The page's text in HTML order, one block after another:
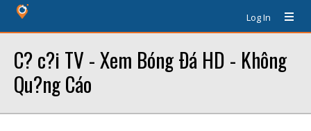
Log In
C? c?i TV - Xem Bóng Ðá HD - Không
Qu?ng Cáo